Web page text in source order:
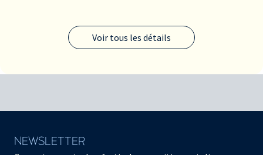
Voir tous les détails
NEWSLETTER